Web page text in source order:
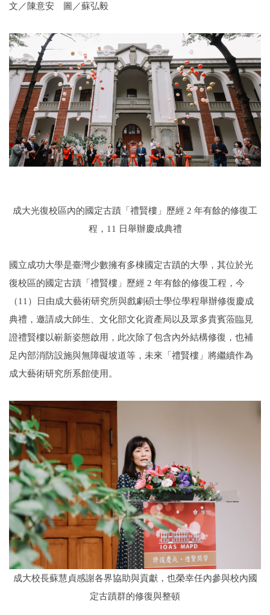
文／陳意安 圖／蘇弘毅
成大光復校區內的國定古蹟「禮賢樓」歷經 2 年有餘的修復工
程，11 日舉辦慶成典禮
國立成功大學是臺灣少數擁有多棟國定古蹟的大學，其位於光
復校區的國定古蹟「禮賢樓」歷經 2 年有餘的修復工程，今
（11）日由成大藝術研究所與戲劇碩士學位學程舉辦修復慶成
典禮，邀請成大師生、文化部文化資產局以及眾多貴賓蒞臨見
證禮賢樓以嶄新姿態啟用，此次除了包含內外結構修復，也補
足內部消防設施與無障礙坡道等，未來「禮賢樓」將繼續作為
成大藝術研究所系館使用。
成大校長蘇慧貞感謝各界協助與貢獻，也榮幸任內參與校內國
定古蹟群的修復與整頓